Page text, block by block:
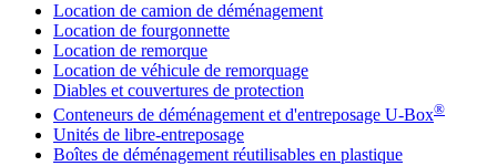
Location de camion de déménagement
Location de fourgonnette
Location de remorque
Location de véhicule de remorquage
Diables et couvertures de protection
Conteneurs de déménagement et d'entreposage U-Box®
Unités de libre-entreposage
Boîtes de déménagement réutilisables en plastique